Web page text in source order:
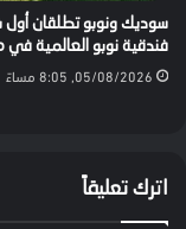
سوديك ونوبو تطلقان
فندقية نوبو العالمية في
05/08/2026, 8:05 مساءً
اترك تعليقاً